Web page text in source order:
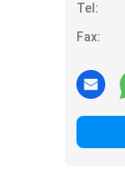
Tel:
Fax: